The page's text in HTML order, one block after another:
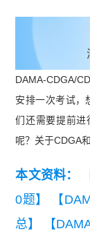
DAMA-CDGA/
安排一次考试，
们还需要提前进
呢？关于CDGA
本文资料：
0题】
【
总】
【